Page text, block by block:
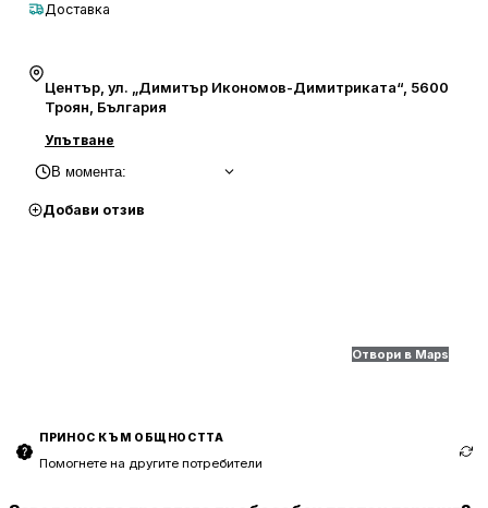
Доставка
Център, ул. „Димитър Икономов-Димитриката“, 5600
Троян, България
Упътване
В момента:
Добави отзив
Отвори в Maps
ПРИНОС КЪМ ОБЩНОСТТА
Помогнете на другите потребители